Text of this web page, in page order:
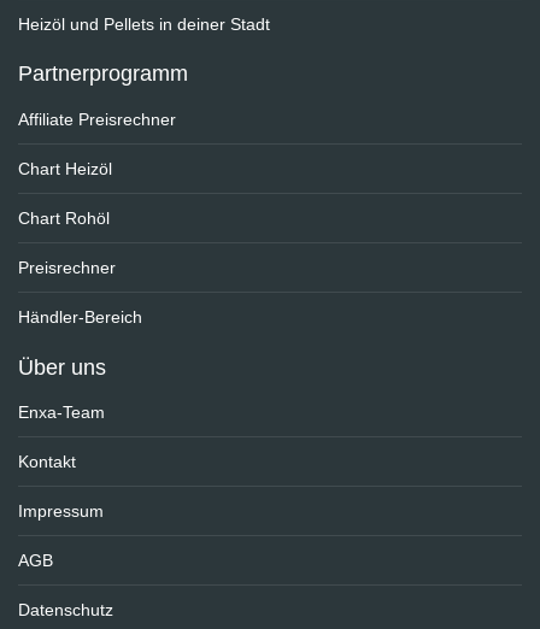
Heizöl und Pellets in deiner Stadt
Partnerprogramm
Affiliate Preisrechner
Chart Heizöl
Chart Rohöl
Preisrechner
Händler-Bereich
Über uns
Enxa-Team
Kontakt
Impressum
AGB
Datenschutz